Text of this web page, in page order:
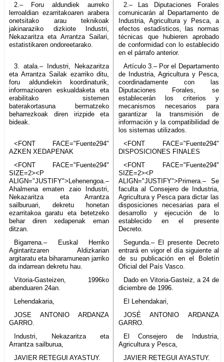
2.– Foru aldundiek aurreko
lerroaldian ezarritakoaren arabera
onetsitako arau teknikoak
jakinaraziko dizkiote Industri,
Nekazaritza eta Arrantza Sailari,
estatistikaren ondoreetarako.
2.– Las Diputaciones Forales
comunicarán al Departamento de
Industria, Agricultura y Pesca, a
efectos estadísticos, las normas
técnicas que hubieren aprobado
de conformidad con lo establecido
en el párrafo anterior.
3. atala.– Industri, Nekazaritza
eta Arrantza Sailak ezarriko ditu,
foru aldundiekin koordinaturik,
informazioaren eskualdaketa eta
erabilitako sistemen
baterakortasuna bermatzeko
beharrezkoak diren irizpide eta
bideak.
Artículo 3.– Por el Departamento
de Industria, Agricultura y Pesca,
coordinadamente con las
Diputaciones Forales, se
establecerán los criterios y
mecanismos necesarios para
garantizar la transmisión de
información y la compatibilidad de
los sistemas utilizados.
<FONT FACE="Fuente294"
AZKEN XEDAPENAK
<FONT FACE="Fuente294"
DISPOSICIONES FINALES
<FONT FACE="Fuente294"
SIZE=2><P
ALIGN="JUSTIFY">Lehenengoa.–
Ahalmena ematen zaio Industri,
Nekazaritza eta Arrantza
sailburuari, dekretu honetan
ezarritakoa garatu eta betetzeko
behar diren xedapenak eman
ditzan.
<FONT FACE="Fuente294"
SIZE=2><P
ALIGN="JUSTIFY">Primera.– Se
faculta al Consejero de Industria,
Agricultura y Pesca para dictar las
disposiciones necesarias para el
desarrollo y ejecución de lo
establecido en el presente
Decreto.
Bigarrena.– Euskal Herriko
Agintaritzaren Aldizkarian
argitaratu eta biharamunean jarriko
da indarrean dekretu hau.
Segunda.– El presente Decreto
entrará en vigor el día siguiente al
de su publicación en el Boletín
Oficial del País Vasco.
Vitoria-Gasteizen, 1996ko
abenduaren 24an.
Dado en Vitoria-Gasteiz, a 24 de
diciembre de 1996.
Lehendakaria,
El Lehendakari,
JOSE ANTONIO ARDANZA
GARRO.
JOSÉ ANTONIO ARDANZA
GARRO.
Industri, Nekazaritza eta
Arrantza sailburua,
El Consejero de Industria,
Agricultura y Pesca,
JAVIER RETEGUI AYASTUY.
JAVIER RETEGUI AYASTUY.